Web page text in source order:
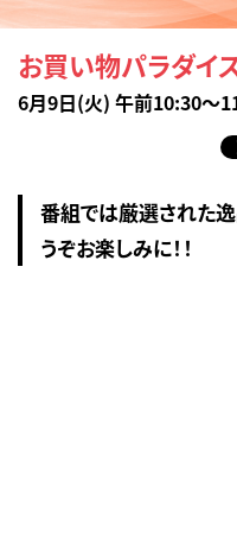
お買い物パラダイ
6月9日(火) 午前10:30～
番組では厳選された逸
うぞお楽しみに！！